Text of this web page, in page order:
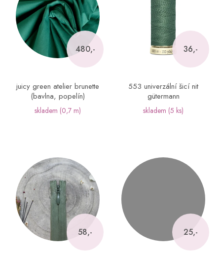
480,-
juicy green atelier brunette
(bavlna, popelín)
skladem (0,7 m)
36,-
553 univerzální šicí nit
gütermann
skladem (5 ks)
58,- 25,-